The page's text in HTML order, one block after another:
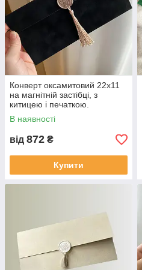
Конверт оксамитовий 22х11
на магнітній застібці, з
китицею і печаткою.
В наявності
від 872 ₴
Купити